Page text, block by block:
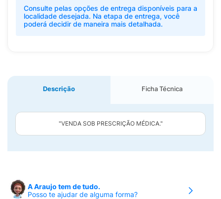
Consulte pelas opções de entrega disponíveis para a
localidade desejada. Na etapa de entrega, você
poderá decidir de maneira mais detalhada.
Descrição Ficha Técnica
"VENDA SOB PRESCRIÇÃO MÉDICA."
A Araujo tem de tudo.
Posso te ajudar de alguma forma?